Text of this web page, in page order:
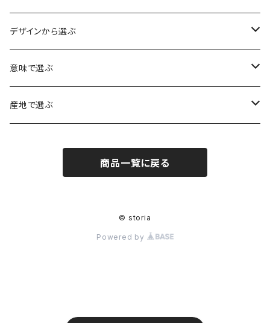
水晶（クォーツ）
アイリスクォーツ（虹入り水晶）
ヒマラヤ水晶
ローズクォーツ（紅水晶）
アメジスト（紫水晶）
スモーキークォーツ（煙水晶）
アイリススモーキークォーツ（虹入り水晶）
デザインから選ぶ
龍彫刻（水晶）
龍彫刻（オニキス）
意味で選ぶ
魔除け・厄除け
癒やし・ヒーリング
産地で選ぶ
商品一覧に戻る
© storia
Powered by